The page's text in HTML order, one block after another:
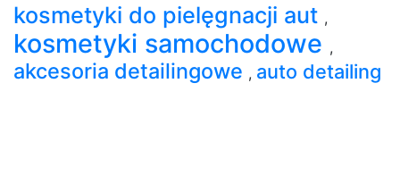
kosmetyki do pielęgnacji aut ,
kosmetyki samochodowe ,
akcesoria detailingowe , auto detailing